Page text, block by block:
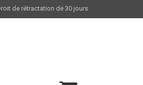
de rétractation de 30 jours